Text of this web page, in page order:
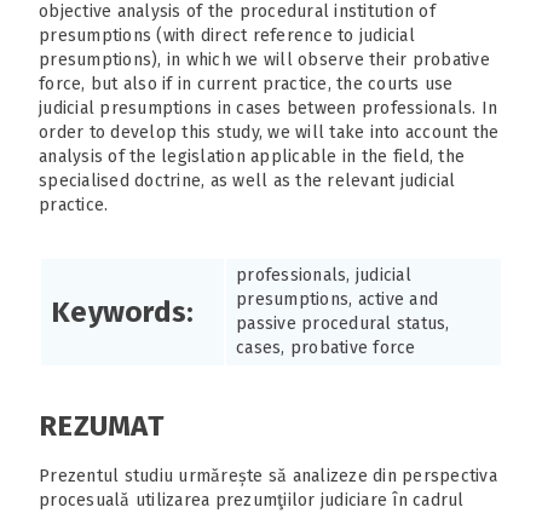
objective analysis of the procedural institution of
presumptions (with direct reference to judicial
presumptions), in which we will observe their probative
force, but also if in current practice, the courts use
judicial presumptions in cases between professionals. In
order to develop this study, we will take into account the
analysis of the legislation applicable in the field, the
specialised doctrine, as well as the relevant judicial
practice.
Keywords:
professionals, judicial
presumptions, active and
passive procedural status,
cases, probative force
REZUMAT
Prezentul studiu urmărește să analizeze din perspectiva
procesuală utilizarea prezumţiilor judiciare în cadrul